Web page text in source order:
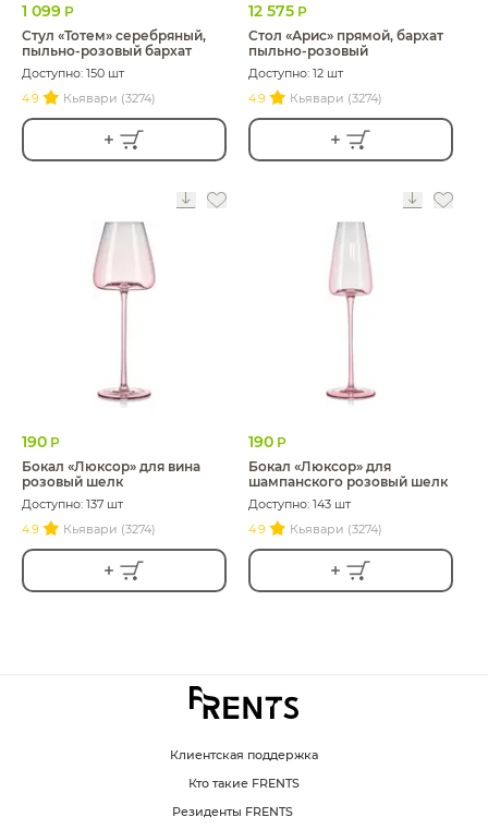
1 099 Р
Стул «Тотем» серебряный,
пыльно-розовый бархат
Доступно: 150 шт
4.9
Кьявари (3274)
12 575 Р
Стол «Арис» прямой, бархат
пыльно-розовый
Доступно: 12 шт
4.9
Кьявари (3274)
190 Р
Бокал «Люксор» для вина
розовый шелк
Доступно: 137 шт
4.9
Кьявари (3274)
190 Р
Бокал «Люксор» для
шампанского розовый шелк
Доступно: 143 шт
4.9
Кьявари (3274)
Клиентская поддержка
Кто такие FRENTS
Резиденты FRENTS